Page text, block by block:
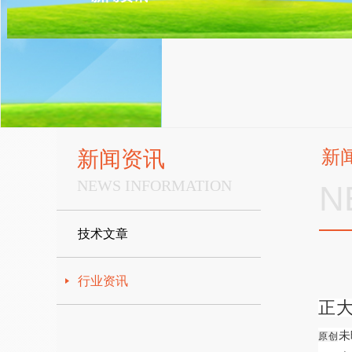
新闻资讯
NEWS INFORMATION
新
技术文章
行业资讯
正
原创